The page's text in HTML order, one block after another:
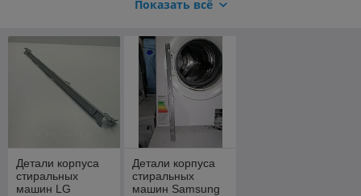
Показать всё
Детали корпуса
стиральных
машин LG
Детали корпуса
стиральных
машин Samsung